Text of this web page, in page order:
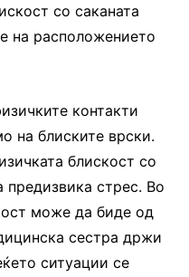
со саканата
на расположението
контакти
на блиските врски.
блискост со
стрес. Во
може да биде од
сестра држи
ситуации се